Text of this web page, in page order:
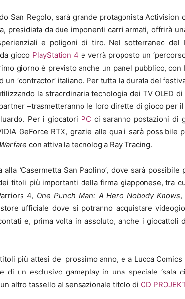
San Regolo, sarà grande protagonista Activision
presidiata da due imponenti carri armati, offrirà
e poligoni di tiro. Nel sotterraneo del
gioco PlayStation 4 e verrà proposto un
giorno è previsto anche un panel pubblico, con
‘contractor’ italiano. Per tutta la durata del
la straordinaria tecnologia dei TV OLED di
–trasmetteranno le loro dirette di gioco per
Per i giocatori PC ci saranno postazioni di
GeForce RTX, grazie alle quali sarà possibile
con attiva la tecnologia Ray Tracing.
alla ‘Casermetta San Paolino’, dove sarà possibile
titoli più importanti della firma giapponese, tra
4, One Punch Man: A Hero Nobody Knows,
ufficiale dove si potranno acquistare
e, prima volta in assoluto, anche i giocattoli
più attesi del prossimo anno, e a Lucca Comics
di un esclusivo gameplay in una speciale ‘sala
altro tassello al sensazionale titolo di CD